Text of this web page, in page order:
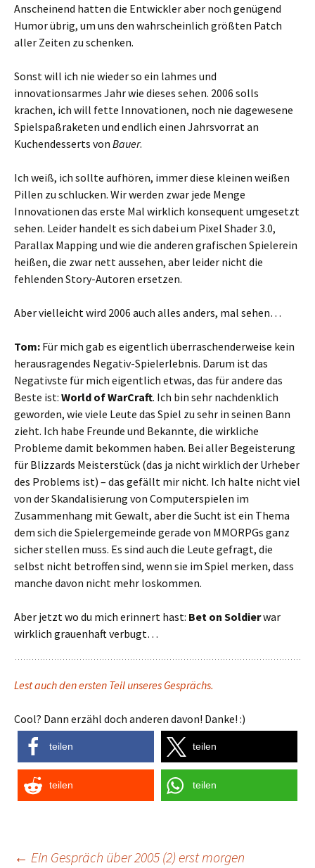
Anscheinend hatten die Entwickler aber noch genügend
Humor übrig, um uns den wahrscheinlich größten Patch
aller Zeiten zu schenken.
Sonst will ich nie wieder so ein lahmes und
innovationsarmes Jahr wie dieses sehen. 2006 solls
krachen, ich will fette Innovationen, noch nie dagewesene
Spielspaßraketen und endlich einen Jahrsvorrat an
Kuchendesserts von Bauer.
Ich weiß, ich sollte aufhören, immer diese kleinen weißen
Pillen zu schlucken. Wir werden zwar jede Menge
Innovationen das erste Mal wirklich konsequent umgesetzt
sehen. Leider handelt es sich dabei um Pixel Shader 3.0,
Parallax Mapping und wie die anderen grafischen Spielerein
heißen, die zwar nett aussehen, aber leider nicht die
fehlenden Story-Autoren ersetzen.
Aber vielleicht wird 2006 auch alles anders, mal sehen…
Tom: Für mich gab es eigentlich überraschenderweise kein
herausragendes Negativ-Spielerlebnis. Darum ist das
Negativste für mich eigentlich etwas, das für andere das
Beste ist: World of WarCraft. Ich bin sehr nachdenklich
geworden, wie viele Leute das Spiel zu sehr in seinen Bann
zieht. Ich habe Freunde und Bekannte, die wirkliche
Probleme damit bekommen haben. Bei aller Begeisterung
für Blizzards Meisterstück (das ja nicht wirklich der Urheber
des Problems ist) – das gefällt mir nicht. Ich halte nicht viel
von der Skandalisierung von Computerspielen im
Zusammenhang mit Gewalt, aber die Sucht ist ein Thema
dem sich die Spielergemeinde gerade von MMORPGs ganz
sicher stellen muss. Es sind auch die Leute gefragt, die
selbst nicht betroffen sind, wenn sie im Spiel merken, dass
manche davon nicht mehr loskommen.
Aber jetzt wo du mich erinnert hast: Bet on Soldierwar
wirklich grauenhaft verbugt…
Lest auch den ersten Teil unseres Gesprächs.
Cool? Dann erzähl doch anderen davon! Danke! :)
teilen teilen
teilen teilen
← Ein Gespräch über 2005 (2) erst morgen